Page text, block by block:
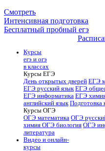
Смотреть
Интенсивная подготовка
Бесплатный пробный егэ
Курсы
егэ и огэ
в классах
Курсы ЕГЭ
День открытых дверей ЕГЭ
ЕГЭ русский язык ЕГЭ
ЕГЭ информатика ЕГЭ
английский язык Подготовка
Курсы ОГЭ
ОГЭ математика ОГЭ
химия ОГЭ биология ОГЭ
литература
Видео и онлайн-
курсы